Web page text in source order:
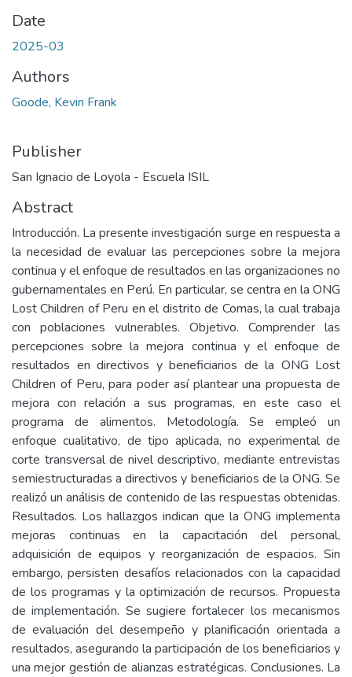
Date
2025-03
Authors
Goode, Kevin Frank
Publisher
San Ignacio de Loyola - Escuela ISIL
Abstract
Introducción. La presente investigación surge en respuesta a
la necesidad de evaluar las percepciones sobre la mejora
continua y el enfoque de resultados en las organizaciones no
gubernamentales en Perú. En particular, se centra en la ONG
Lost Children of Peru en el distrito de Comas, la cual trabaja
con poblaciones vulnerables. Objetivo. Comprender las
percepciones sobre la mejora continua y el enfoque de
resultados en directivos y beneficiarios de la ONG Lost
Children of Peru, para poder así plantear una propuesta de
mejora con relación a sus programas, en este caso el
programa de alimentos. Metodología. Se empleó un
enfoque cualitativo, de tipo aplicada, no experimental de
corte transversal de nivel descriptivo, mediante entrevistas
semiestructuradas a directivos y beneficiarios de la ONG. Se
realizó un análisis de contenido de las respuestas obtenidas.
Resultados. Los hallazgos indican que la ONG implementa
mejoras continuas en la capacitación del personal,
adquisición de equipos y reorganización de espacios. Sin
embargo, persisten desafíos relacionados con la capacidad
de los programas y la optimización de recursos. Propuesta
de implementación. Se sugiere fortalecer los mecanismos
de evaluación del desempeño y planificación orientada a
resultados, asegurando la participación de los beneficiarios y
una mejor gestión de alianzas estratégicas. Conclusiones. La